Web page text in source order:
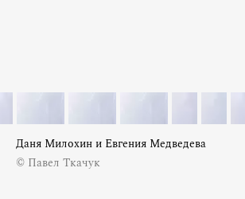
Даня Милохин и Евгения Медведева
© Павел Ткачук